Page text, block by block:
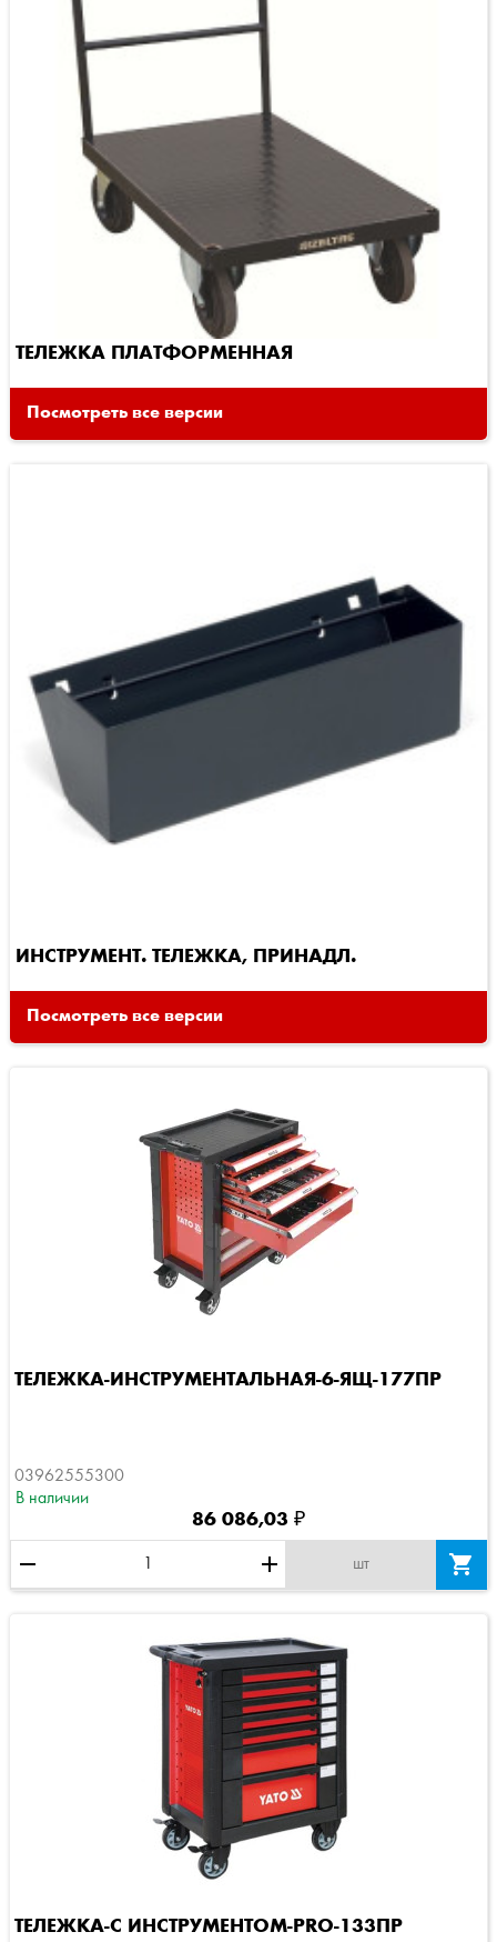
ТЕЛЕЖКА ПЛАТФОРМЕННАЯ
Посмотреть все версии
ИНСТРУМЕНТ. ТЕЛЕЖКА, ПРИНАДЛ.
Посмотреть все версии
ТЕЛЕЖКА-ИНСТРУМЕНТАЛЬНАЯ-6-ЯЩ-177ПР
03962555300
В наличии
86 086,03 ₽
remove add шт 
ТЕЛЕЖКА-С ИНСТРУМЕНТОМ-PRO-133ПР